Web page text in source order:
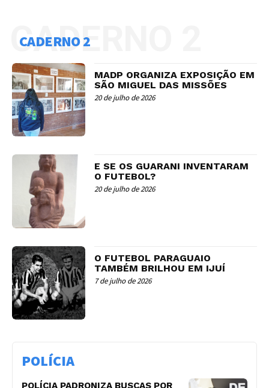
CADERNO 2
CADERNO 2
MADP ORGANIZA EXPOSIÇÃO EM
SÃO MIGUEL DAS MISSÕES
20 de julho de 2026
E SE OS GUARANI INVENTARAM
O FUTEBOL?
20 de julho de 2026
O FUTEBOL PARAGUAIO
TAMBÉM BRILHOU EM IJUÍ
7 de julho de 2026
POLÍCIA
POLÍCIA PADRONIZA BUSCAS POR